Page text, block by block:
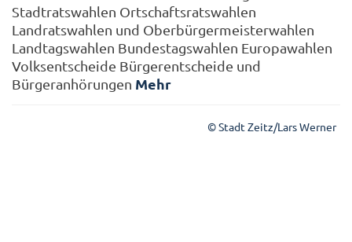
Stadtratswahlen Ortschaftsratswahlen
Landratswahlen und Oberbürgermeisterwahlen
Landtagswahlen Bundestagswahlen Europawahlen
Volksentscheide Bürgerentscheide und
Bürgeranhörungen Mehr
© Stadt Zeitz/Lars Werner